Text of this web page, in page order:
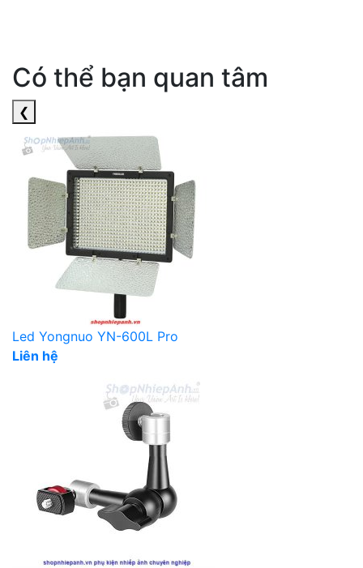
Có thể bạn quan tâm
❮
Led Yongnuo YN-600L Pro
Liên hệ